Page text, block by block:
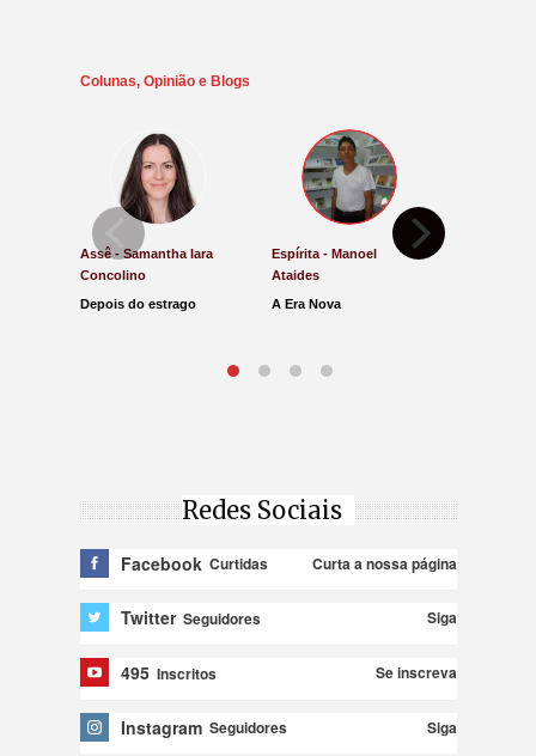
Colunas, Opinião e Blogs
Assê - Samantha Iara
Concolino
Depois do estrago
Espírita - Manoel
Ataides
A Era Nova
Redes Sociais
Facebook Curtidas Curta a nossa página
Twitter Seguidores Siga
495 Inscritos Se inscreva
Instagram Seguidores Siga